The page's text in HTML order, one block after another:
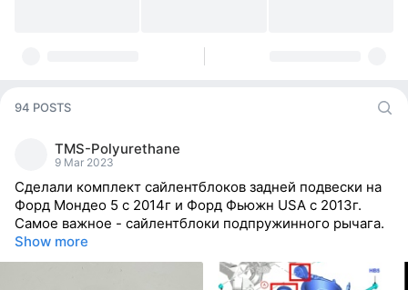
94 POSTS
TMS-Polyurethane
9 Mar 2023
Сделали комплект сайлентблоков задней подвески на
Форд Мондео 5 с 2014г и Форд Фьюжн USA с 2013г.
Самое важное - сайлентблоки подпружинного рычага.
Show more